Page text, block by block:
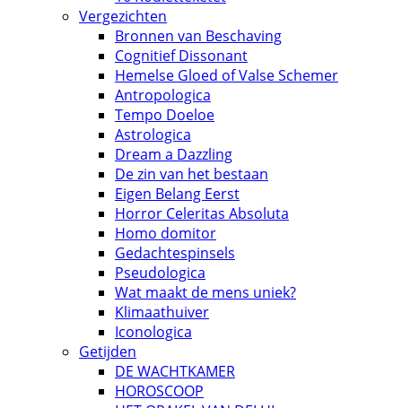
Vergezichten
Bronnen van Beschaving
Cognitief Dissonant
Hemelse Gloed of Valse Schemer
Antropologica
Tempo Doeloe
Astrologica
Dream a Dazzling
De zin van het bestaan
Eigen Belang Eerst
Horror Celeritas Absoluta
Homo domitor
Gedachtespinsels
Pseudologica
Wat maakt de mens uniek?
Klimaathuiver
Iconologica
Getijden
DE WACHTKAMER
HOROSCOOP